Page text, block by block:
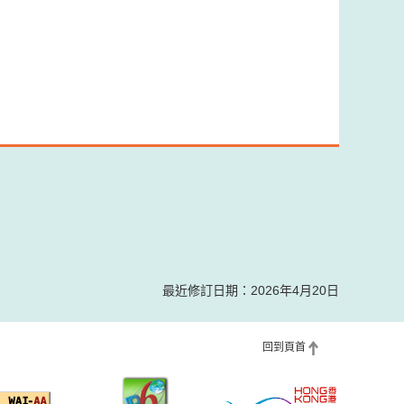
最近修訂日期：2026年4月20日
回到頁首